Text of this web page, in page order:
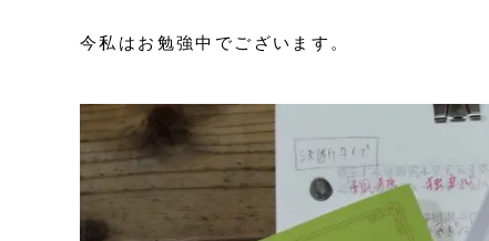
今私はお勉強中でございます。